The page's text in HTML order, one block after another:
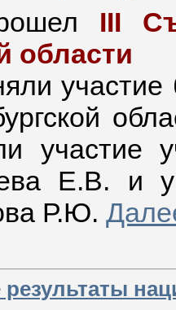
III
области
Е.В. и
Р.Ю.